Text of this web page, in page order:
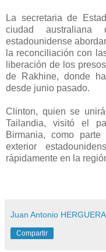
La secretaria de
ciudad
estadounidense
la reconciliación con
liberación de los
de Rakhine, donde
desde junio pasado.
Clinton, quien se
Tailandia, visitó el
Birmania, como
exterior
rápidamente en la
Juan Antonio
Compartir